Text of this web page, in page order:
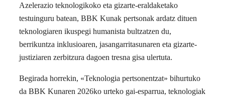
Azelerazio teknologikoko eta gizarte-eraldaketako
testuinguru batean, BBK Kunak pertsonak ardatz dituen
teknologiaren ikuspegi humanista bultzatzen du,
berrikuntza inklusioaren, jasangarritasunaren eta gizarte-
justiziaren zerbitzura dagoen tresna gisa ulertuta.
Begirada horrekin, «Teknologia pertsonentzat» bihurtuko
da BBK Kunaren 2026ko urteko gai-esparrua, teknologiak